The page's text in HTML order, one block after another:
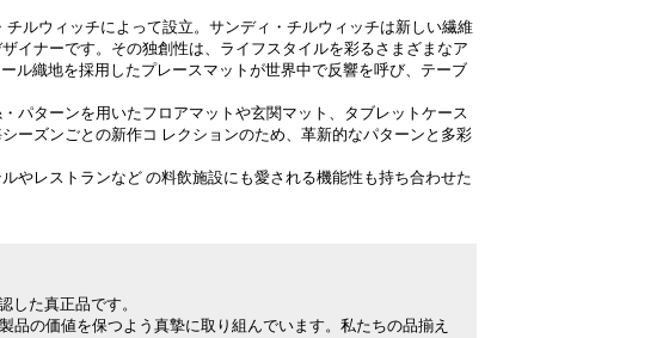
ルウィッチによって設立。サンディ・チルウィッチは新しい繊維
イナーです。その独創性は、ライフスタイルを彩るさまざまなア
織地を採用したプレースマットが世界中で反響を呼び、テーブ
パターンを用いたフロアマットや玄関マット、タブレットケース
ーズンごとの新作コ レクションのため、革新的なパターンと多彩
やレストランなど の料飲施設にも愛される機能性も持ち合わせた
した真正品です。
の価値を保つよう真摯に取り組んでいます。私たちの品揃え